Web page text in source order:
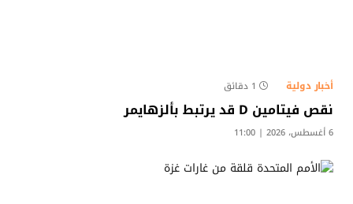
أخبار دولية 1 دقائق
نقص فيتامين D قد يرتبط بألزهايمر
6 أغسطس، 2026 | 11:00